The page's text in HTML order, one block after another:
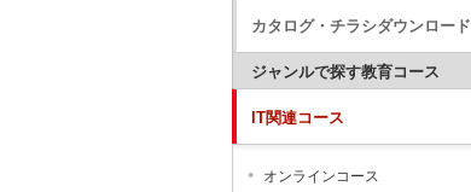
カタログ・チラシダウンロード
ジャンルで探す教育コース
IT関連コース
オンラインコース